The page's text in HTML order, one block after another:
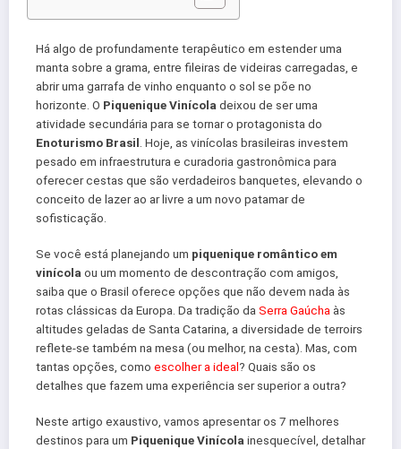
Há algo de profundamente terapêutico em estender uma
manta sobre a grama, entre fileiras de videiras carregadas, e
abrir uma garrafa de vinho enquanto o sol se põe no
horizonte. O Piquenique Vinícola deixou de ser uma
atividade secundária para se tornar o protagonista do
Enoturismo Brasil . Hoje, as vinícolas brasileiras investem
pesado em infraestrutura e curadoria gastronômica para
oferecer cestas que são verdadeiros banquetes, elevando o
conceito de lazer ao ar livre a um novo patamar de
sofisticação.
Se você está planejando um piquenique romântico em
vinícola ou um momento de descontração com amigos,
saiba que o Brasil oferece opções que não devem nada às
rotas clássicas da Europa. Da tradição da Serra Gaúcha às
altitudes geladas de Santa Catarina, a diversidade de terroirs
reflete-se também na mesa (ou melhor, na cesta). Mas, com
tantas opções, como escolher a ideal? Quais são os
detalhes que fazem uma experiência ser superior a outra?
Neste artigo exaustivo, vamos apresentar os 7 melhores
destinos para um Piquenique Vinícolainesquecível, detalhar